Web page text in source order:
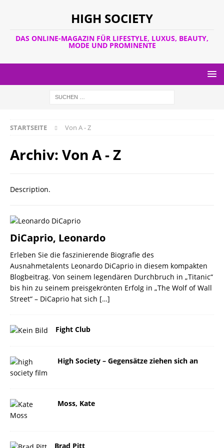
HIGH SOCIETY
DAS ONLINE-MAGAZIN FÜR LIFESTYLE, LUXUS, BEAUTY,
MODE UND PROMINENTE
STARTSEITE Von A - Z
Archiv: Von A - Z
Description.
DiCaprio, Leonardo
Erleben Sie die faszinierende Biografie des
Ausnahmetalents Leonardo DiCaprio in diesem kompakten
Blogbeitrag. Von seinem legendären Durchbruch in „Titanic“
bis hin zu seinem preisgekrönten Erfolg in „The Wolf of Wall
Street“ – DiCaprio hat sich […]
Fight Club
High Society – Gegensätze ziehen sich an
Moss, Kate
Brad Pitt